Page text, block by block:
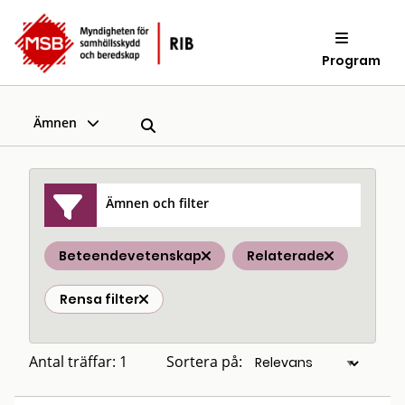
Program
Ämnen
Ämnen och filter
Beteendevetenskap Relaterade
Rensa filter
Antal träffar: 1 Sortera på: